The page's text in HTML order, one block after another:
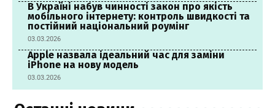
В Україні набув чинності закон про якість
мобільного інтернету: контроль швидкості та
постійний національний роумінг
03.03.2026
Apple назвала ідеальний час для заміни
iPhone на нову модель
03.03.2026